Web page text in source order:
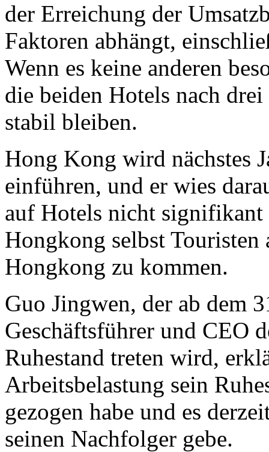
der Erreichung der
Faktoren abhängt,
Wenn es keine anderen
die beiden Hotels nach
stabil bleiben.
Hong Kong wird nächstes
einführen, und er wies
auf Hotels nicht signifikant
Hongkong selbst Touristen
Hongkong zu kommen.
Guo Jingwen, der ab dem
Geschäftsführer und CEO
Ruhestand treten wird,
Arbeitsbelastung sein
gezogen habe und es
seinen Nachfolger gebe.